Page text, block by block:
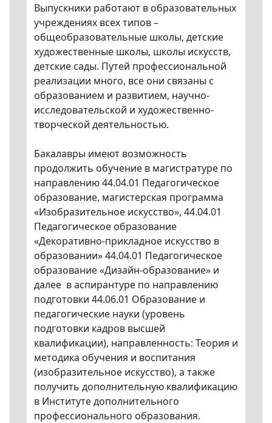
Выпускники работают в образовательных
учреждениях всех типов –
общеобразовательные школы, детские
художественные школы, школы искусств,
детские сады. Путей профессиональной
реализации много, все они связаны с
образованием и развитием, научно-
исследовательской и художественно-
творческой деятельностью.
Бакалавры имеют возможность
продолжить обучение в магистратуре по
направлению 44.04.01 Педагогическое
образование, магистерская программа
«Изобразительное искусство», 44.04.01
Педагогическое образование
«Декоративно-прикладное искусство в
образовании» 44.04.01 Педагогическое
образование «Дизайн-образование» и
далее в аспирантуре по направлению
подготовки 44.06.01 Образование и
педагогические науки (уровень
подготовки кадров высшей
квалификации), направленность: Теория и
методика обучения и воспитания
(изобразительное искусство), а также
получить дополнительную квалификацию
в Институте дополнительного
профессионального образования.